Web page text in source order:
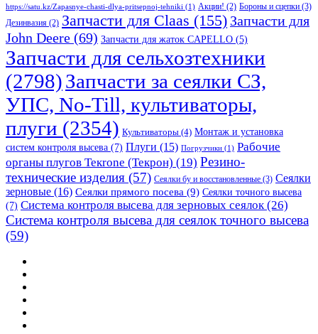
https://satu.kz/Zapasnye-chasti-dlya-pritsepnoj-tehniki (1) Акции! (2) Бороны и сцепки (3)
Дезинвазия (2) Запчасти для Claas (155) Запчасти для
John Deere (69) Запчасти для жаток CAPELLO (5)
Запчасти для сельхозтехники
(2798)Запчасти за сеялки СЗ,
УПС, No-Till, культиваторы,
плуги (2354) Культиваторы (4) Монтаж и установка
систем контроля высева (7) Плуги (15) Погрузчики (1) Рабочие
органы плугов Текrоne (Текрон) (19) Резино-
технические изделия (57) Сеялки бу и восстановленные (3) Сеялки
зерновые (16) Сеялки прямого посева (9) Сеялки точного высева
(7) Система контроля высева для зерновых сеялок (26)
Система контроля высева для сеялок точного высева
(59)